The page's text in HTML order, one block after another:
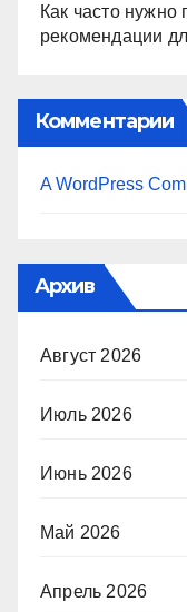
Как часто нужно
рекомендации
Комментарии
A WordPress
Архив
Август 2026
Июль 2026
Июнь 2026
Май 2026
Апрель 2026